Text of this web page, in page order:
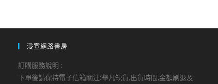
浸宣網路書房
訂購服務說明 :
下單後請保持電子信箱關注:舉凡缺貨,出貨時間,金額刷退及